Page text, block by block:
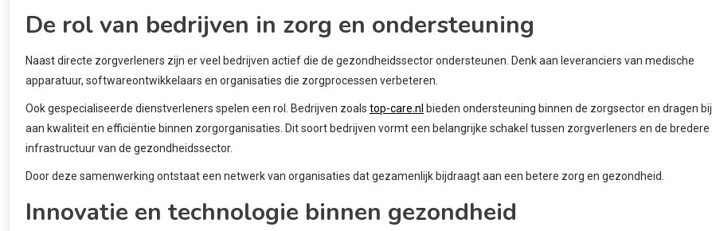
De rol van bedrijven in zorg en ondersteuning
Naast directe zorgverleners zijn er veel bedrijven actief die de gezondheidssector ondersteunen. Denk aan leveranciers van medische
apparatuur, softwareontwikkelaars en organisaties die zorgprocessen verbeteren.
Ook gespecialiseerde dienstverleners spelen een rol. Bedrijven zoals top-care.nl bieden ondersteuning binnen de zorgsector en dragen bij
aan kwaliteit en efficiëntie binnen zorgorganisaties. Dit soort bedrijven vormt een belangrijke schakel tussen zorgverleners en de bredere
infrastructuur van de gezondheidssector.
Door deze samenwerking ontstaat een netwerk van organisaties dat gezamenlijk bijdraagt aan een betere zorg en gezondheid.
Innovatie en technologie binnen gezondheid